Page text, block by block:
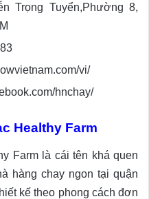
Trọng Tuyển,Phường 8,
vi/
hnchay/
Healthy Farm
Farm là cái tên khá quen
hàng chay ngon tại quận
kế theo phong cách đơn